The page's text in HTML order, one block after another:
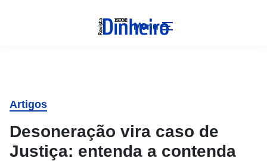
Menu
Artigos
Desoneração vira caso de
Justiça: entenda a contenda